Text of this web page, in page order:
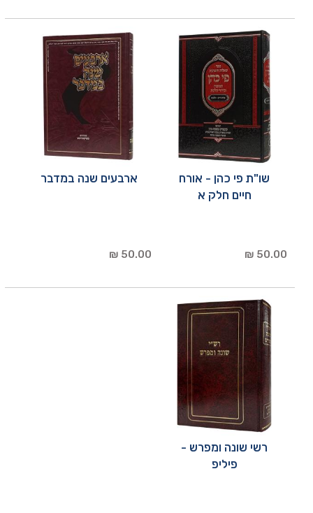
שו"ת פי כהן - אורח
חיים חלק א
50.00 ₪
ארבעים שנה במדבר
50.00 ₪
רשי שונה ומפרש -
פיליפ